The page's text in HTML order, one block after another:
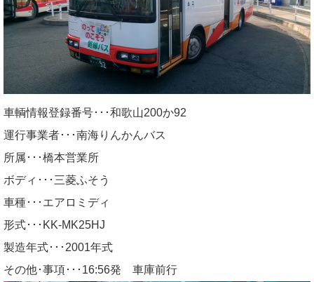
車輌情報登録番号･･･和歌山200か92
運行事業者･･･南海りんかんバス
所属･･･橋本営業所
ボディ･･･三菱ふそう
車種･･･エアロミディ
形式･･･KK-MK25HJ
製造年式･･･2001年式
その他･事項･･･16:56発 車庫前行